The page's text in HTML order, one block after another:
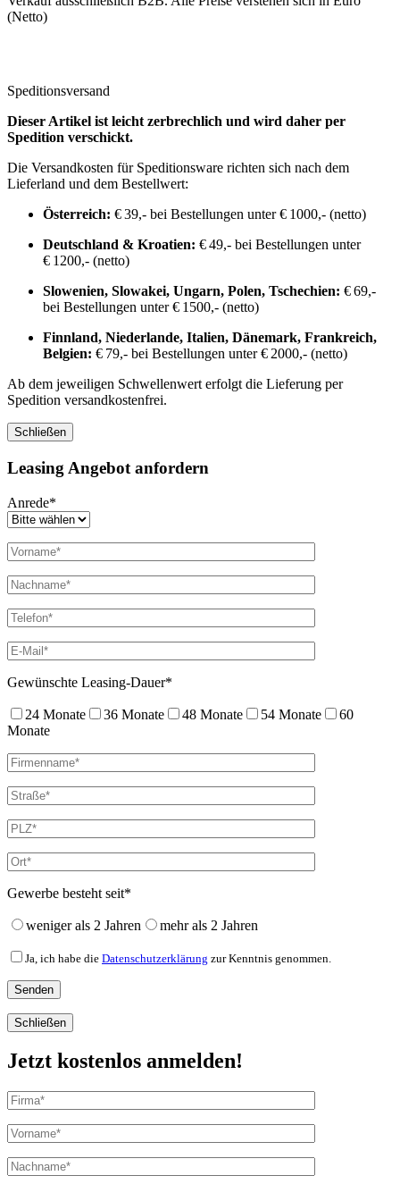
(Netto)
Speditionsversand
Dieser Artikel ist leicht zerbrechlich und wird daher per
Spedition verschickt.
Die Versandkosten für Speditionsware richten sich nach dem
Lieferland und dem Bestellwert:
Österreich: € 39,- bei Bestellungen unter € 1000,- (netto)
Deutschland & Kroatien: € 49,- bei Bestellungen unter
€ 1200,- (netto)
Slowenien, Slowakei, Ungarn, Polen, Tschechien: € 69,-
bei Bestellungen unter € 1500,- (netto)
Finnland, Niederlande, Italien, Dänemark, Frankreich,
Belgien: € 79,- bei Bestellungen unter € 2000,- (netto)
Ab dem jeweiligen Schwellenwert erfolgt die Lieferung per
Spedition versandkostenfrei.
Schließen
Leasing Angebot anfordern
Anrede*
Gewünschte Leasing-Dauer*
24 Monate 36 Monate 48 Monate 54 Monate
60
Monate
Gewerbe besteht seit*
weniger als 2 Jahren mehr als 2 Jahren
Ja, ich habe die Datenschutzerklärung zur Kenntnis genommen.
Schließen
Jetzt kostenlos anmelden!